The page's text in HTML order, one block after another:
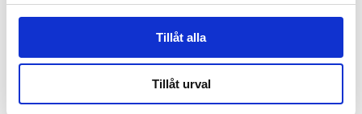
Tillåt alla
Tillåt urval